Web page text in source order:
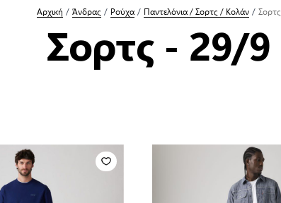
Αρχική / Άνδρας / Ρούχα / Παντελόνια / Σορτς / Κολάν / Σορτς
Σορτς - 29/9